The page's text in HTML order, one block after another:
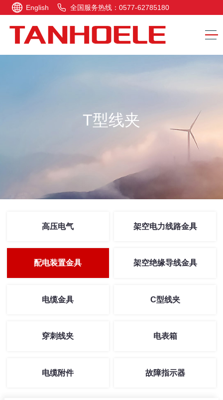
English 全国服务热线：0577-62785180
T型线夹
高压电气 架空电力线路金具
配电装置金具 架空绝缘导线金具
电缆金具 C型线夹
穿刺线夹 电表箱
电缆附件 故障指示器